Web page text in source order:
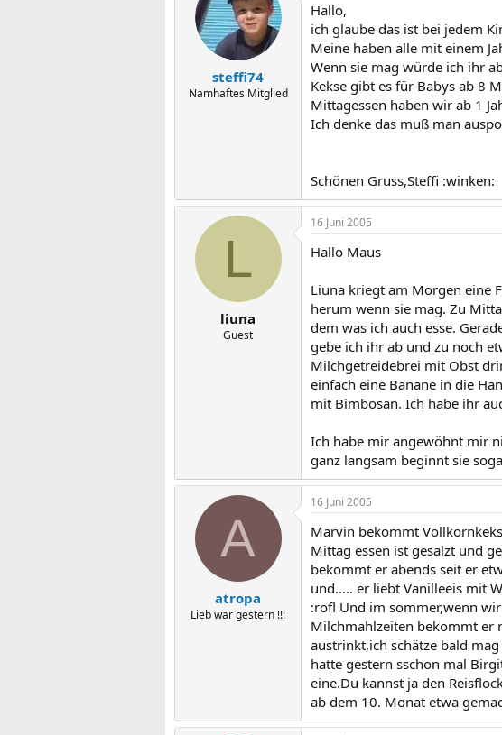
steffi74
Namhaftes Mitglied
Hallo,
ich glaube das ist bei jedem
Meine haben alle mit einem
Wenn sie mag würde ich ihr
Kekse gibt es für Babys ab 8
Mittagessen haben wir ab 1
Ich denke das muß man
Schönen Gruss,Steffi :winken:
L
liuna
Guest
16 Juni 2005
Hallo Maus
Liuna kriegt am Morgen eine
herum wenn sie mag. Zu
dem was ich auch esse.
gebe ich ihr ab und zu noch
Milchgetreidebrei mit Obst
einfach eine Banane in die
mit Bimbosan. Ich habe ihr
Ich habe mir angewöhnt mir
ganz langsam beginnt sie
A
atropa
Lieb war gestern !!!
16 Juni 2005
Marvin bekommt
Mittag essen ist gesalzt und
bekommt er abends seit er
und..... er liebt Vanilleeis mit
:rofl Und im sommer,wenn
Milchmahlzeiten bekommt er
austrinkt,ich schätze bald
hatte gestern sschon mal
eine.Du kannst ja den
ab dem 10. Monat etwa